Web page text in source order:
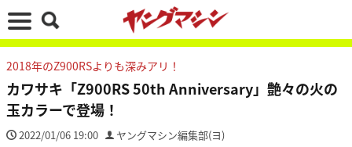
2018年のZ900RSよりも深みアリ！
カワサキ「Z900RS 50th Anniversary」艶々の火の
玉カラーで登場！
2022/01/06 19:00 ヤングマシン編集部(ヨ)